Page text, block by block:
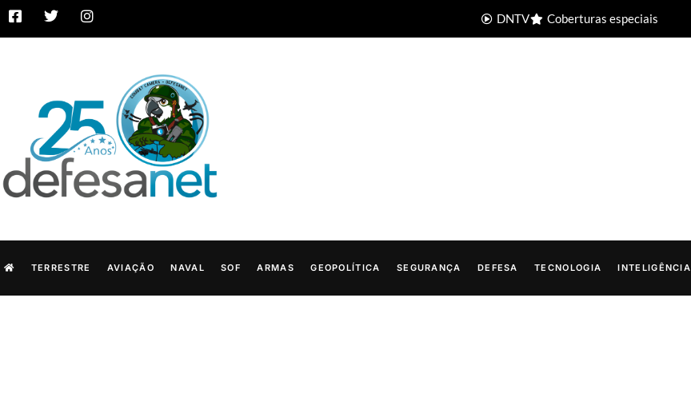
DNTV Coberturas especiais
TERRESTRE AVIAÇÃO NAVAL SOF ARMAS GEOPOLÍTICA SEGURANÇA DEFESA TECNOLOGIA INTELIGÊNCIA